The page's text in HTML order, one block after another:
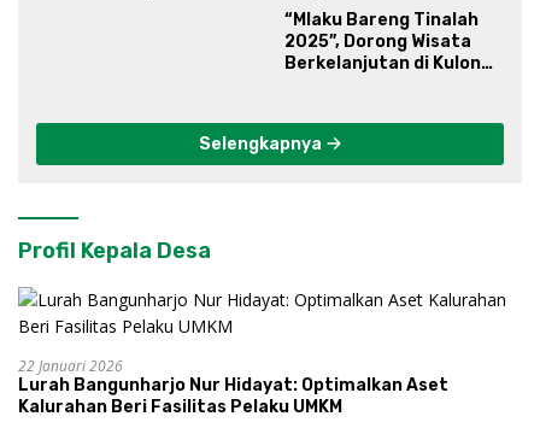
“Mlaku Bareng Tinalah
2025”, Dorong Wisata
Berkelanjutan di Kulon
Selengkapnya
Profil Kepala Desa
22 Januari 2026
Lurah Bangunharjo Nur Hidayat: Optimalkan Aset
Kalurahan Beri Fasilitas Pelaku UMKM